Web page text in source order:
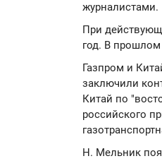
журналистами.
При
год. В прошлом
Газпром и
заключили
Китай по
российского
Н. Мельник